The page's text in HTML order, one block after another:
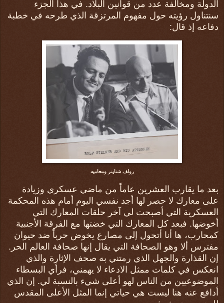
الدولة ومخالفة عدد من قوانين البلاد. في هذا الجزء
سنتناول رؤيته حول مفهوم المرتزقة الذي طرحه في خطبة
دفاعه إذ قال:
رولف شتاينر ومحاميه
بعد ما يقارب العشرين عاماً من ماضي عسكري وزيادة
على معارك لا حصر لها أجد نفسي اليوم أمام هذه المحكمة
العسكرية التي أصبحت لي آخر حلقات المعارك التي
أخوضها. فبعد كل المعارك التي خضتها مع الفرقة الأجنبية
كمحارب، ها أنا أتحول إلى مصارع يخوض حرباً ضد حيوان
مفترس ألا وهو الصحافة التي يقال إنها صحافة العالم الحر.
إن القذارة والجهل الذي رمتني به صحف الإثارة والذي
انعكس في كلمات ممثل الادعاء لا يهمني، فرأي البسطاء
الموضوعيين من الناس لهو أعلى شيء بالنسبة لي. إن الذي
أدافع عنه هنا ليست هي حياتي إنما المثل الأعلى المقدس